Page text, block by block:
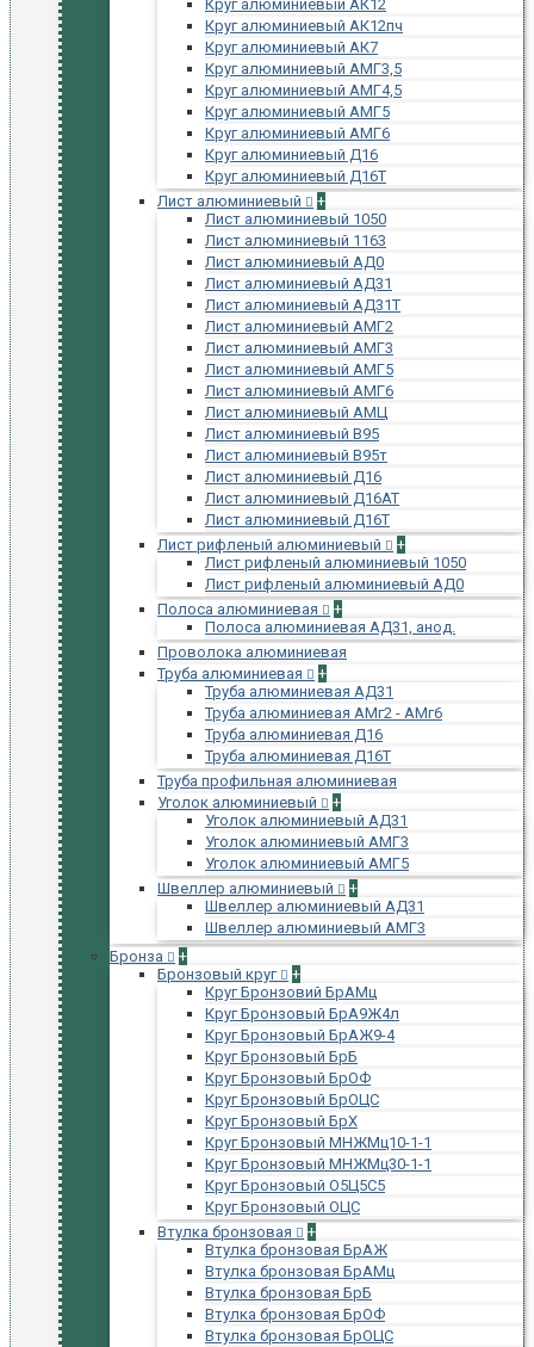
Круг алюминиевый АК12
Круг алюминиевый АК12пч
Круг алюминиевый АК7
Круг алюминиевый АМГ3,5
Круг алюминиевый АМГ4,5
Круг алюминиевый АМГ5
Круг алюминиевый АМГ6
Круг алюминиевый Д16
Круг алюминиевый Д16Т
Лист алюминиевый
+
Лист алюминиевый 1050
Лист алюминиевый 1163
Лист алюминиевый АД0
Лист алюминиевый АД31
Лист алюминиевый АД31Т
Лист алюминиевый АМГ2
Лист алюминиевый АМГ3
Лист алюминиевый АМГ5
Лист алюминиевый АМГ6
Лист алюминиевый АМЦ
Лист алюминиевый В95
Лист алюминиевый В95т
Лист алюминиевый Д16
Лист алюминиевый Д16АТ
Лист алюминиевый Д16Т
Лист рифленый алюминиевый
+
Лист рифленый алюминиевый 1050
Лист рифленый алюминиевый АД0
Полоса алюминиевая
+
Полоса алюминиевая АД31, анод.
Проволока алюминиевая
Труба алюминиевая
+
Труба алюминиевая АД31
Труба алюминиевая АМг2 - АМг6
Труба алюминиевая Д16
Труба алюминиевая Д16Т
Труба профильная алюминиевая
Уголок алюминиевый
+
Уголок алюминиевый АД31
Уголок алюминиевый АМГ3
Уголок алюминиевый АМГ5
Швеллер алюминиевый
+
Швеллер алюминиевый АД31
Швеллер алюминиевый АМГ3
Бронза
+
Бронзовый круг
+
Круг Бронзовий БрАМц
Круг Бронзовый БрА9Ж4л
Круг Бронзовый БрАЖ9-4
Круг Бронзовый БрБ
Круг Бронзовый БрОФ
Круг Бронзовый БрОЦС
Круг Бронзовый БрХ
Круг Бронзовый МНЖМц10-1-1
Круг Бронзовый МНЖМц30-1-1
Круг Бронзовый О5Ц5С5
Круг Бронзовый ОЦС
Втулка бронзовая
+
Втулка бронзовая БрАЖ
Втулка бронзовая БрАМц
Втулка бронзовая БрБ
Втулка бронзовая БрОФ
Втулка бронзовая БрОЦС